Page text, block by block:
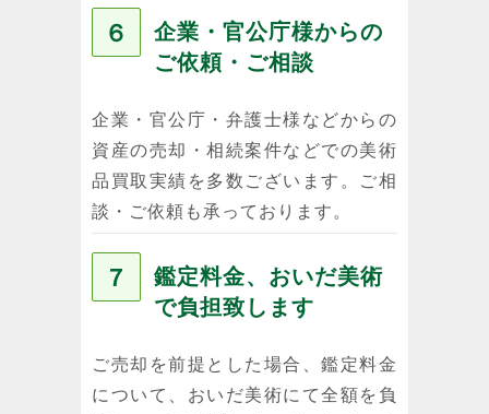
６
企業・官公庁様からの
ご依頼・ご相談
企業・官公庁・弁護士様などからの
資産の売却・相続案件などでの美術
品買取実績を多数ございます。ご相
談・ご依頼も承っております。
７
鑑定料金、おいだ美術
で負担致します
ご売却を前提とした場合、鑑定料金
について、おいだ美術にて全額を負